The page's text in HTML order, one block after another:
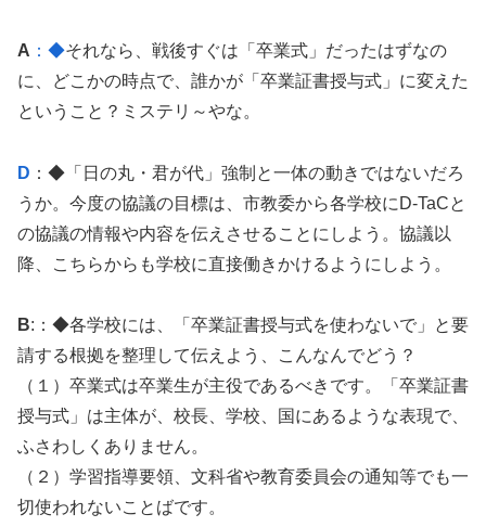
A ：◆それなら、戦後すぐは「卒業式」だったはずなの
に、どこかの時点で、誰かが「卒業証書授与式」に変えた
ということ？ミステリ～やな。
D ：◆「日の丸・君が代」強制と一体の動きではないだろ
うか。今度の協議の目標は、市教委から各学校にD-TaCと
の協議の情報や内容を伝えさせることにしよう。協議以
降、こちらからも学校に直接働きかけるようにしよう。
B:：◆各学校には、「卒業証書授与式を使わないで」と要
請する根拠を整理して伝えよう、こんなんでどう？
（１）卒業式は卒業生が主役であるべきです。「卒業証書
授与式」は主体が、校長、学校、国にあるような表現で、
ふさわしくありません。
（２）学習指導要領、文科省や教育委員会の通知等でも一
切使われないことばです。